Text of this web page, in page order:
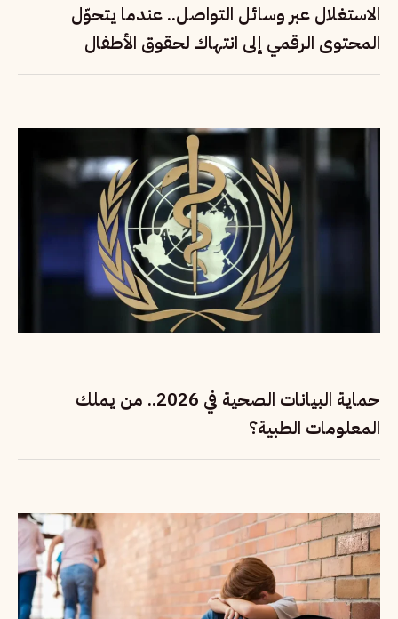
الاستغلال عبر وسائل التواصل.. عندما يتحوّل
المحتوى الرقمي إلى انتهاك لحقوق الأطفال
حماية البيانات الصحية في 2026.. من يملك
المعلومات الطبية؟